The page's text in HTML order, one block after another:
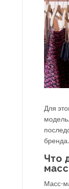
Для
бренда.
Что
Масс-